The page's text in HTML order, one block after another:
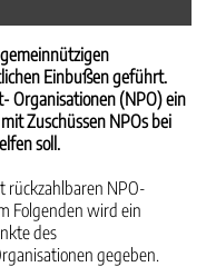
Einbußen geführt.
Organisationen (NPO) ein
Zuschüssen NPOs bei
soll.
rückzahlbaren NPO-
Folgenden wird ein
des
gegeben.